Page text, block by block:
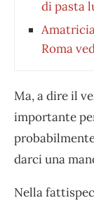
di pasta
Roma
Ma, a dire il
importante
darci una
Nella